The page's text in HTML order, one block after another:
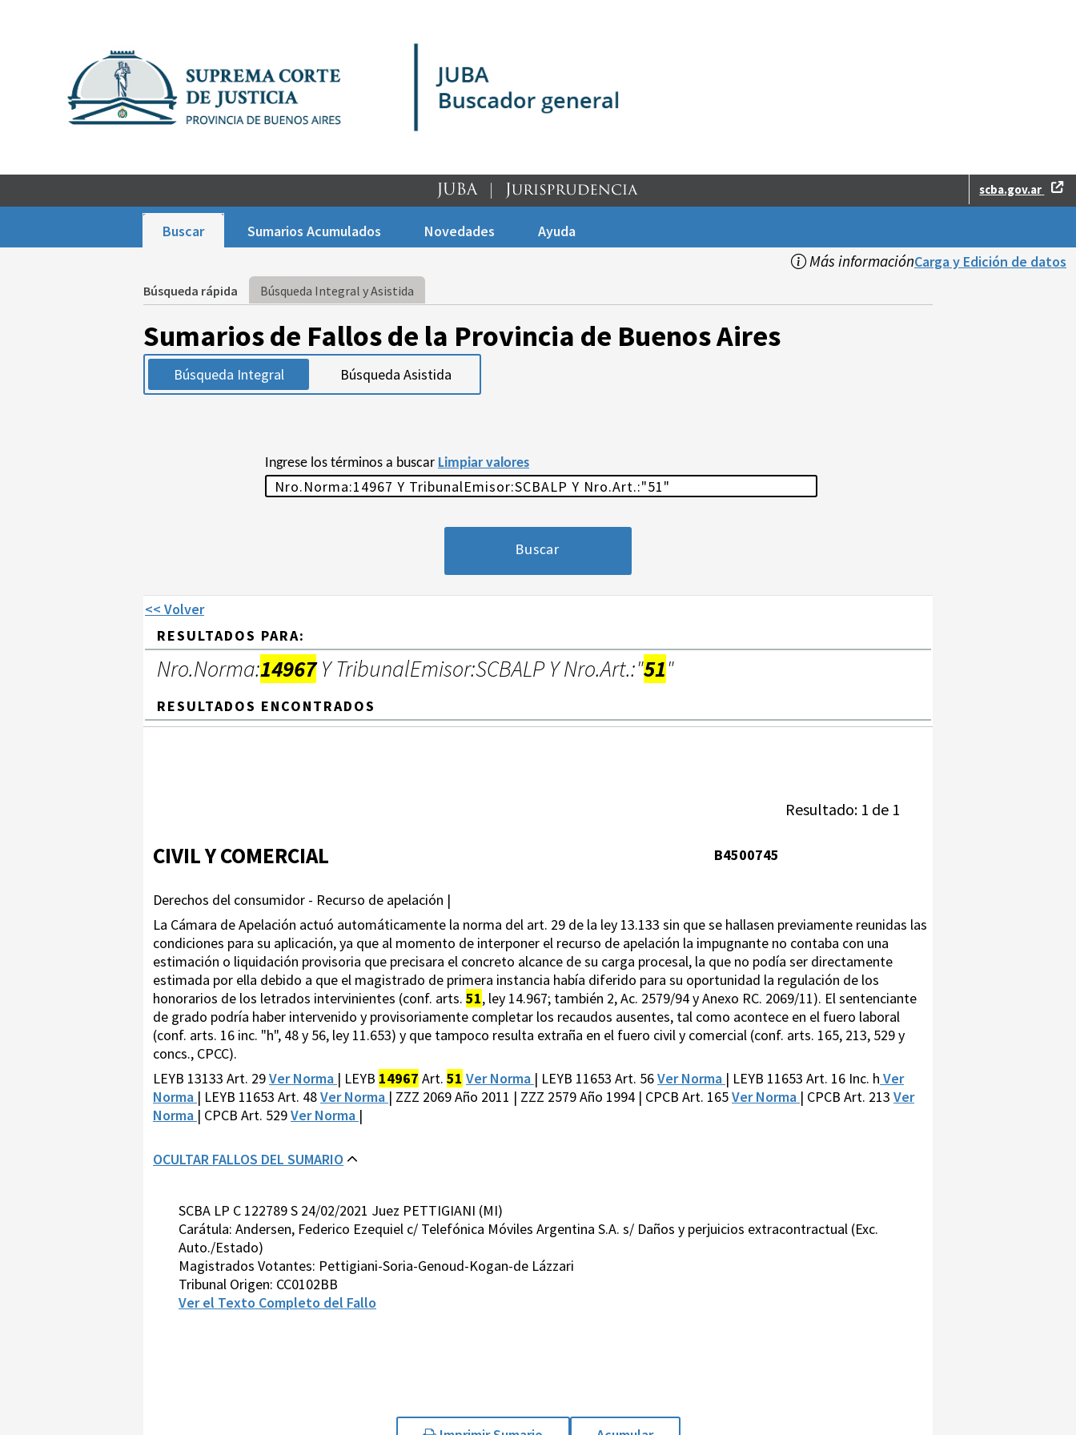
scba.gov.ar
Buscar Sumarios Acumulados Novedades Ayuda
Más informaciónCarga y Edición de datos
Búsqueda rápida Búsqueda Integral y Asistida
Sumarios de Fallos de la Provincia de Buenos Aires
Búsqueda Integral Búsqueda Asistida
Ingrese los términos a buscar Limpiar valores
<< Volver
RESULTADOS PARA:
Nro.Norma:14967Y TribunalEmisor:SCBALP Y Nro.Art.:"51"
RESULTADOS ENCONTRADOS
Resultado: 1 de 1
CIVIL Y COMERCIAL B4500745
Derechos del consumidor - Recurso de apelación |
La Cámara de Apelación actuó automáticamente la norma del art. 29 de la ley 13.133 sin que se hallasen previamente reunidas las
condiciones para su aplicación, ya que al momento de interponer el recurso de apelación la impugnante no contaba con una
estimación o liquidación provisoria que precisara el concreto alcance de su carga procesal, la que no podía ser directamente
estimada por ella debido a que el magistrado de primera instancia había diferido para su oportunidad la regulación de los
honorarios de los letrados intervinientes (conf. arts. 51, ley 14.967; también 2, Ac. 2579/94 y Anexo RC. 2069/11). El sentenciante
de grado podría haber intervenido y provisoriamente completar los recaudos ausentes, tal como acontece en el fuero laboral
(conf. arts. 16 inc. "h", 48 y 56, ley 11.653) y que tampoco resulta extraña en el fuero civil y comercial (conf. arts. 165, 213, 529 y
concs., CPCC).
LEYB 13133 Art. 29Ver Norma | LEYB 14967 Art. 51 Ver Norma | LEYB 11653 Art. 56Ver Norma | LEYB 11653 Art. 16 Inc. h Ver
Norma | LEYB 11653 Art. 48Ver Norma | ZZZ 2069 Año 2011 | ZZZ 2579 Año 1994 | CPCB Art. 165Ver Norma | CPCB Art. 213 Ver
Norma | CPCB Art. 529Ver Norma |
OCULTAR FALLOS DEL SUMARIO
SCBA LP C 122789 S 24/02/2021 Juez PETTIGIANI (MI)
Carátula: Andersen, Federico Ezequiel c/ Telefónica Móviles Argentina S.A. s/ Daños y perjuicios extracontractual (Exc.
Auto./Estado)
Magistrados Votantes: Pettigiani-Soria-Genoud-Kogan-de Lázzari
Tribunal Origen: CC0102BB
Ver el Texto Completo del Fallo